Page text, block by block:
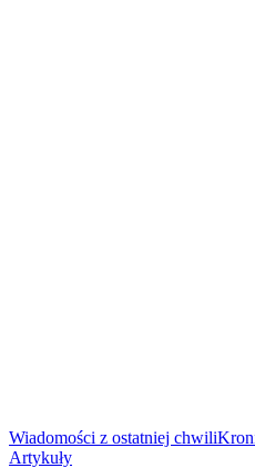
Wiadomości z ostatniej chwili
Artykuły